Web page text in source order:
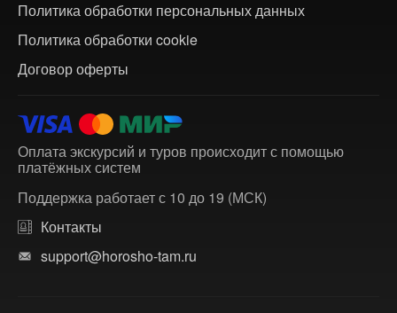
Политика обработки персональных данных
Политика обработки cookie
Договор оферты
Оплата экскурсий и туров происходит с помощью
платёжных систем
Поддержка работает с 10 до 19 (МСК)
Контакты
support@horosho-tam.ru